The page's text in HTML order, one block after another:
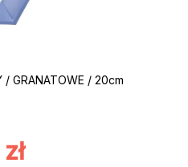
/ GRANATOWE / 20cm
zł